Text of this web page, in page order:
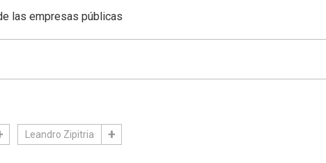
las empresas públicas
Leandro Zipitria